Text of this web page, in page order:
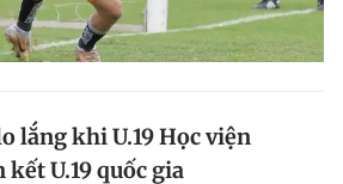
lắng khi U.19 Học viện
U.19 quốc gia